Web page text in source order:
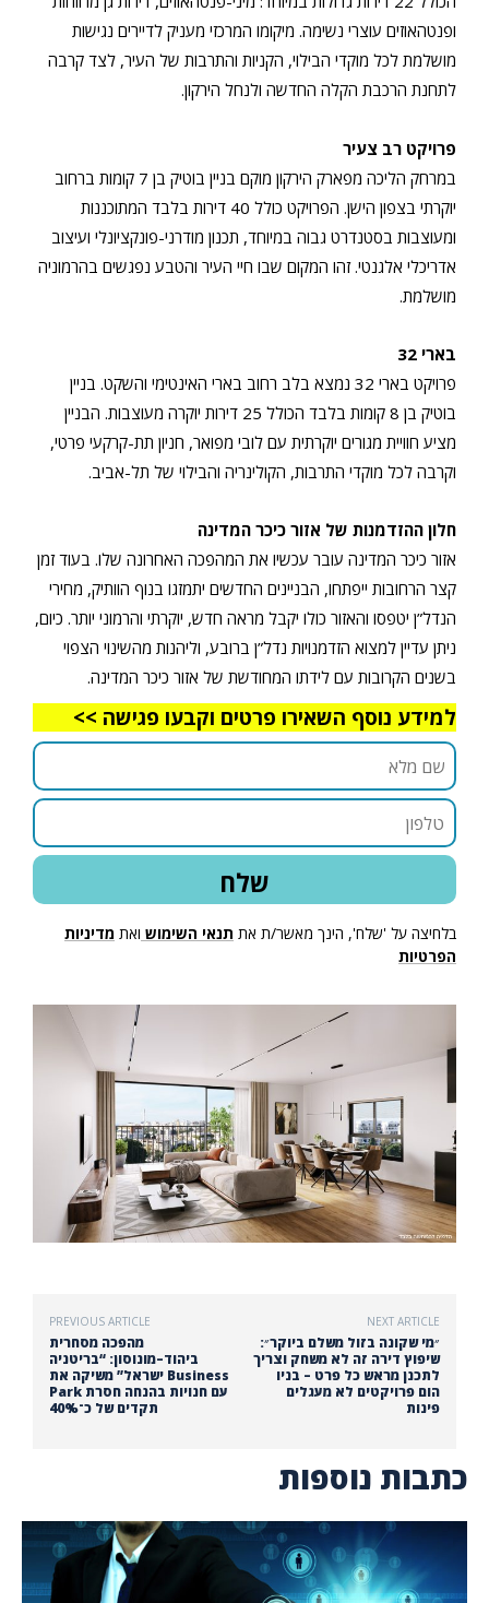
ופנטהאוזים עוצרי נשימה. מיקומו המרכזי מעניק לדיירים נגישות
מושלמת לכל מוקדי הבילוי, הקניות והתרבות של העיר, לצד קרבה
לתחנת הרכבת הקלה החדשה ולנחל הירקון.
פרויקט רב צעיר
במרחק הליכה מפארק הירקון מוקם בניין בוטיק בן 7 קומות ברחוב
יוקרתי בצפון הישן. הפרויקט כולל 40 דירות בלבד המתוכננות
ומעוצבות בסטנדרט גבוה במיוחד, תכנון מודרני-פונקציונלי ועיצוב
אדריכלי אלגנטי. זהו המקום שבו חיי העיר והטבע נפגשים בהרמוניה
מושלמת.
בארי 32
פרויקט בארי 32 נמצא בלב רחוב בארי האינטימי והשקט. בניין
בוטיק בן 8 קומות בלבד הכולל 25 דירות יוקרה מעוצבות. הבניין
מציע חוויית מגורים יוקרתית עם לובי מפואר, חניון תת-קרקעי פרטי,
וקרבה לכל מוקדי התרבות, הקולינריה והבילוי של תל-אביב.
חלון ההזדמנות של אזור כיכר המדינה
אזור כיכר המדינה עובר עכשיו את המהפכה האחרונה שלו. בעוד זמן
קצר הרחובות ייפתחו, הבניינים החדשים יתמזגו בנוף הוותיק, מחירי
הנדל”ן יטפסו והאזור כולו יקבל מראה חדש, יוקרתי והרמוני יותר. כיום,
ניתן עדיין למצוא הזדמנויות נדל”ן ברובע, וליהנות מהשינוי הצפוי
בשנים הקרובות עם לידתו המחודשת של אזור כיכר המדינה.
למידע נוסף השאירו פרטים וקבעו פגישה >>
בלחיצה על 'שלח', הינך מאשר/ת את תנאי השימוש ואת מדיניות
הפרטיות
PREVIOUS ARTICLE
מהפכה מסחרית
ביהוד–מונוסון: “בריטניה
ישראל” משיקה את Business
Park עם חנויות בהנחה חסרת
תקדים של כ־40%
NEXT ARTICLE
״מי שקונה בזול משלם ביוקר״:
שיפוץ דירה זה לא משחק וצריך
לתכנן מראש כל פרט – בניו
הום פרויקטים לא מעגלים
פינות
כתבות נוספות